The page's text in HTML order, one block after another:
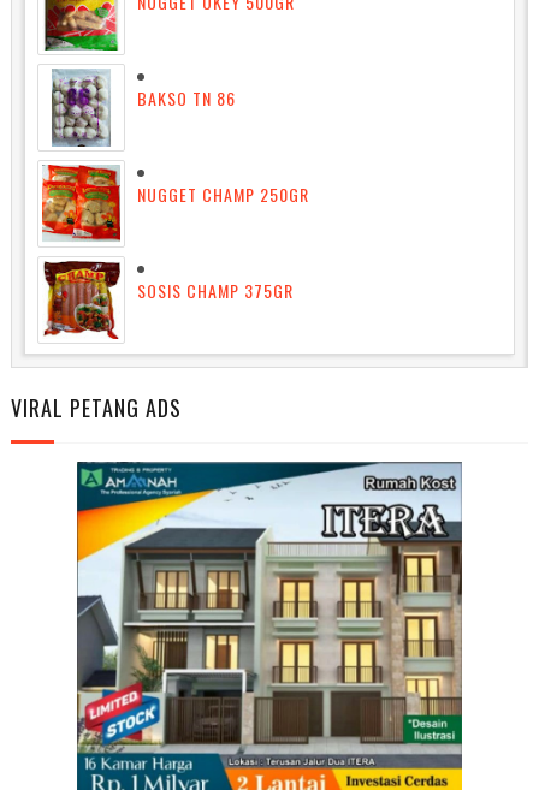
BAKSO TN 86
NUGGET CHAMP 250GR
SOSIS CHAMP 375GR
VIRAL PETANG ADS